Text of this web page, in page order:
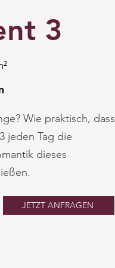
3
Wie praktisch, dass
jeden Tag die
dieses
JETZT ANFRAGEN